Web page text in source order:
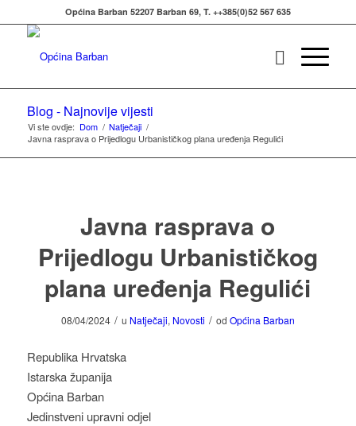
Općina Barban 52207 Barban 69, T. ++385(0)52 567 635
Blog - Najnovije vijesti
Vi ste ovdje: Dom / Natječaji /
Javna rasprava o Prijedlogu Urbanističkog plana uređenja Regulići
Javna rasprava o
Prijedlogu Urbanističkog
plana uređenja Regulići
08/04/2024 / u Natječaji, Novosti / od Općina Barban
Republika Hrvatska
Istarska županija
Općina Barban
Jedinstveni upravni odjel